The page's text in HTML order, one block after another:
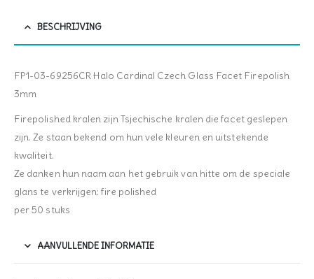
BESCHRIJVING
FP1-03-69256CR Halo Cardinal Czech Glass Facet Firepolish
3mm
Firepolished kralen zijn Tsjechische kralen die facet geslepen
zijn. Ze staan bekend om hun vele kleuren en uitstekende
kwaliteit.
Ze danken hun naam aan het gebruik van hitte om de speciale
glans te verkrijgen: fire polished
per 50 stuks
AANVULLENDE INFORMATIE